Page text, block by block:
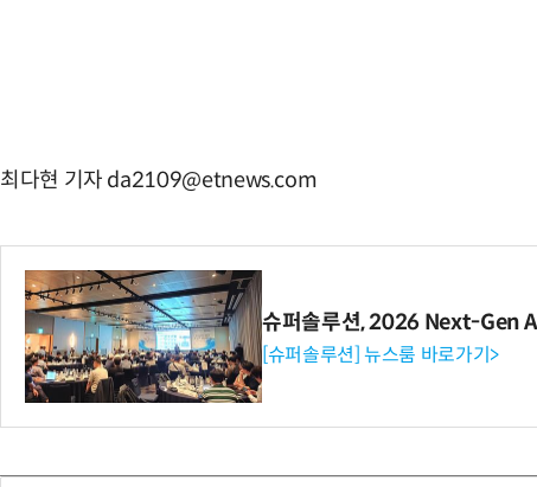
최다현 기자 da2109@etnews.com
슈퍼솔루션, 2026 Next-Gen
[슈퍼솔루션] 뉴스룸 바로가기>